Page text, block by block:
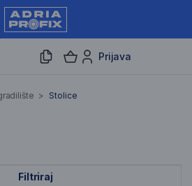
Prijava
> Stolice
Filtriraj